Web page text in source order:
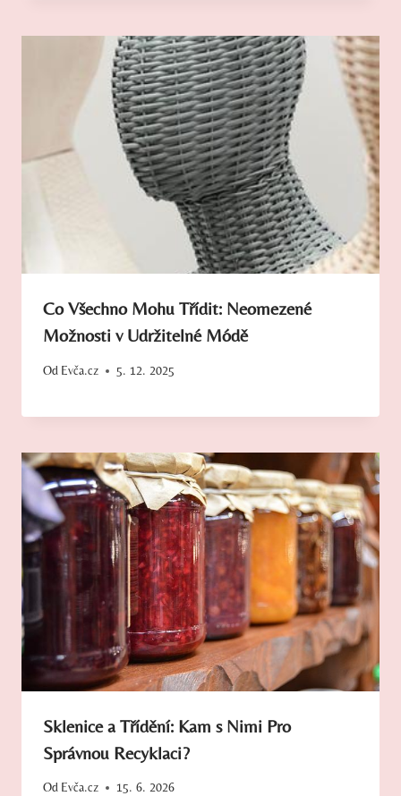
Co Všechno Mohu Třídit: Neomezené
Možnosti v Udržitelné Módě
Od Evča.cz 5. 12. 2025
Sklenice a Třídění: Kam s Nimi Pro
Správnou Recyklaci?
Od Evča.cz 15. 6. 2026